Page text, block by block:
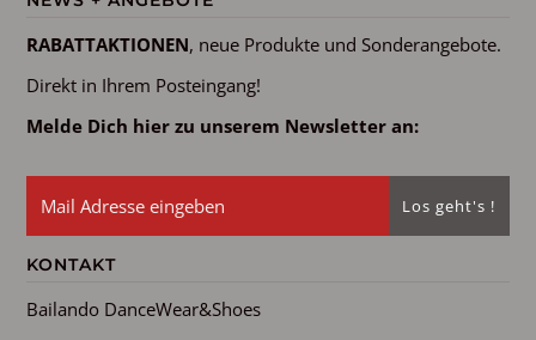
RABATTAKTIONEN, neue Produkte und Sonderangebote.
Direkt in Ihrem Posteingang!
Melde Dich hier zu unserem Newsletter an:
KONTAKT
Bailando DanceWear&Shoes